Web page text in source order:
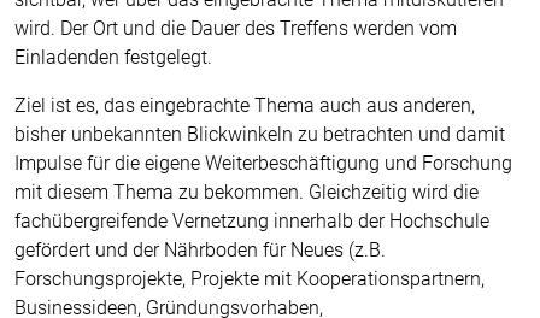
wird. Der Ort und die Dauer des Treffens werden vom
Einladenden festgelegt.
Ziel ist es, das eingebrachte Thema auch aus anderen,
bisher unbekannten Blickwinkeln zu betrachten und damit
Impulse für die eigene Weiterbeschäftigung und Forschung
mit diesem Thema zu bekommen. Gleichzeitig wird die
fachübergreifende Vernetzung innerhalb der Hochschule
gefördert und der Nährboden für Neues (z.B.
Forschungsprojekte, Projekte mit Kooperationspartnern,
Businessideen, Gründungsvorhaben,